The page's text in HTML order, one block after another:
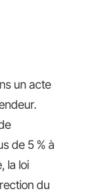
un acte
de 5 % à
la loi
du